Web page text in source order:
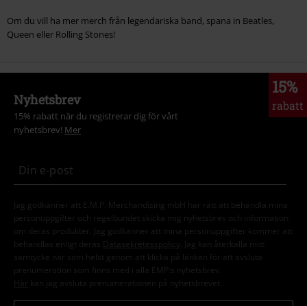
Om du vill ha mer merch från legendariska band, spana in Beatles,
Queen eller Rolling Stones!
15%
rabatt
Nyhetsbrev
15% rabatt när du registrerar dig för vårt
nyhetsbrev! Mer
Jag godkänner att E.M.P. Merchandising mbH har rätt att behandla mina
personuppgifter och regelbundet skicka mig nyhetsbrev och information
om deras produkter. Jag godkänner att mina personuppgifter kommer att
behandlas enligt deras
Datasekretesspolicy
. Jag kan återkalla mitt
samtycke när som helst genom att klicka på länken för att avsluta
prenumeration som finns med i alla EMP:s nyhetsbrev.
Här kan jag avsluta prenumerationen på nyhetsbrevet.